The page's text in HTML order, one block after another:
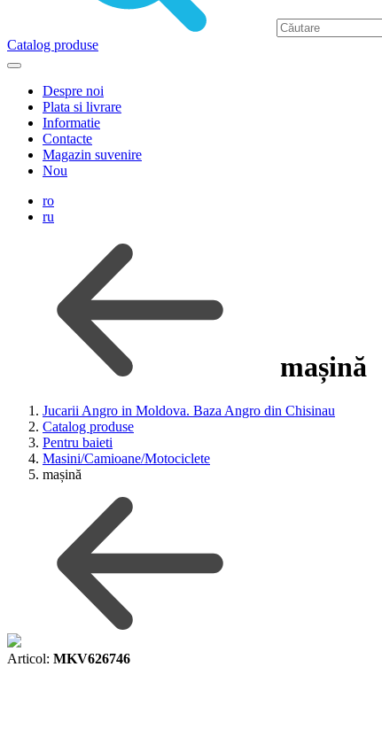
Catalog produse
Despre noi
Plata si livrare
Informatie
Contacte
Magazin suvenire
Nou
ro
ru
mașină
Jucarii Angro in Moldova. Baza Angro din Chisinau
Catalog produse
Pentru baieti
Masini/Camioane/Motociclete
mașină
Articol: MKV626746